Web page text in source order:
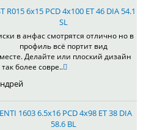
R015 6x15 PCD 4x100 ET 46 DIA 54.1
SL
в анфас смотрятся отлично но в
профиль всё портит вид
Делайте или плоский дизайн
более совре..
1603 6.5x16 PCD 4x98 ET 38 DIA
58.6 BL